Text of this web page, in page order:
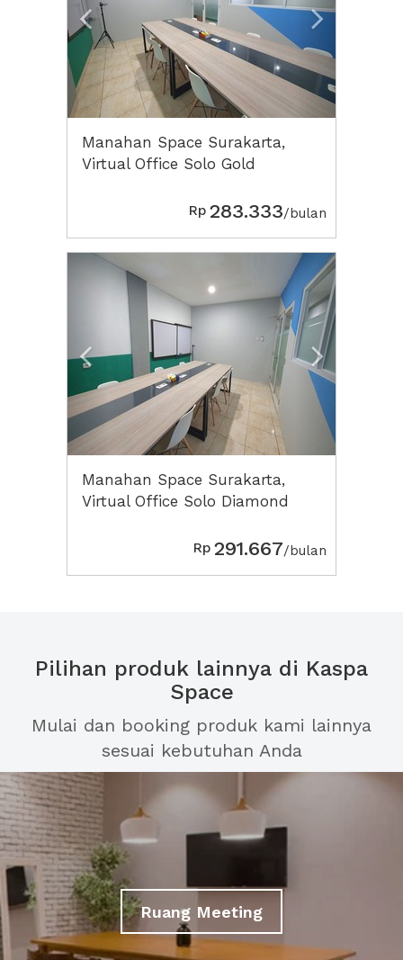
Manahan Space Surakarta,
Virtual Office Solo Gold
Rp 283.333/bulan
Previous Next2
Manahan Space Surakarta,
Virtual Office Solo Diamond
Rp 291.667/bulan
Pilihan produk lainnya di Kaspa
Space
Mulai dan booking produk kami lainnya
sesuai kebutuhan Anda
Ruang Meeting